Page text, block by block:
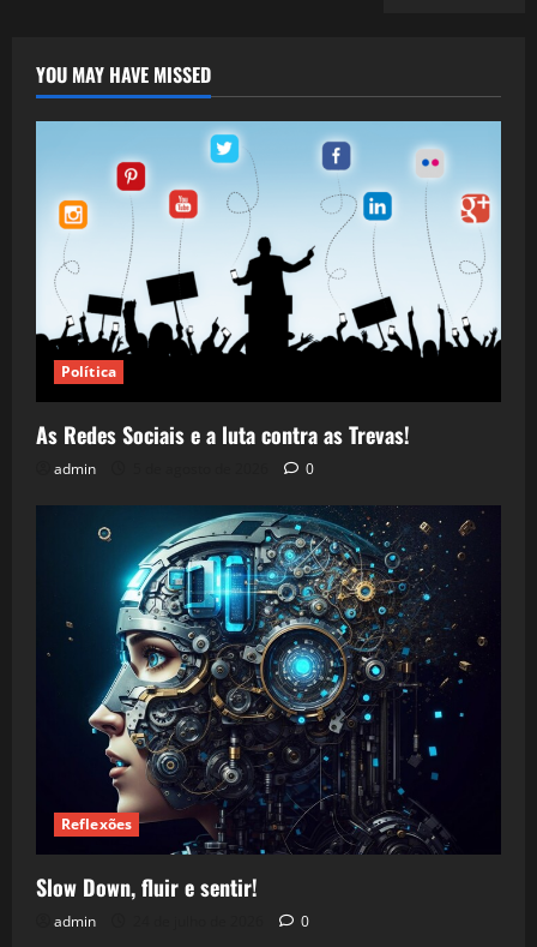
YOU MAY HAVE MISSED
Política
As Redes Sociais e a luta contra as Trevas!
admin 0
Reflexões
Slow Down, fluir e sentir!
admin 0